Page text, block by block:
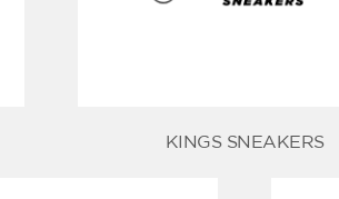
KINGS SNEAKERS